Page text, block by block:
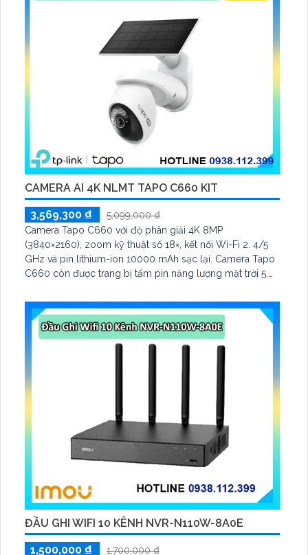
CAMERA AI 4K NLMT TAPO C660 KIT
3,569,300 ₫
5,099,000 ₫
Camera Tapo C660 với độ phân giải 4K 8MP
(3840×2160), zoom kỹ thuật số 18×, kết nối Wi-Fi 2. 4/5
GHz và pin lithium-ion 10000 mAh sạc lại. Camera Tapo
C660 còn được trang bị tấm pin năng lượng mặt trời 5.
tiện, lưu trữ thẻ microSD tối đa 512 GB
ĐẦU GHI WIFI 10 KÊNH NVR-N110W-8A0E
1,500,000 ₫ 1,700,000 ₫